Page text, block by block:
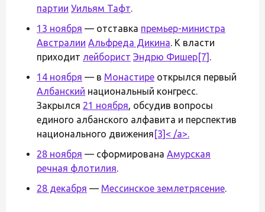
партии Уильям Тафт.
13 ноября — отставка премьер-министра
Австралии Альфреда Дикина. К власти
приходит лейборист Эндрю Фишер[7] .
14 ноября — в Монастире открылся первый
Албанский национальный конгресс.
Закрылся 21 ноября, обсудив вопросы
единого албанского алфавита и перспектив
национального движения [3]< /a>.
28 ноября — сформирована Амурская
речная флотилия.
28 декабря — Мессинское землетрясение.